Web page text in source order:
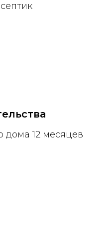
дома 12 месяцев